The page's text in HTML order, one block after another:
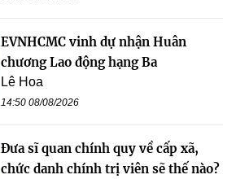
EVNHCMC vinh dự nhận Huân
chương Lao động hạng Ba
Lê Hoa
14:50 08/08/2026
Đưa sĩ quan chính quy về cấp xã,
chức danh chính trị viên sẽ thế nào?